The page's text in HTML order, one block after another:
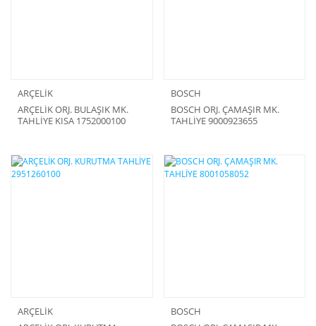
ARÇELİK
ARÇELİK ORJ. BULAŞIK MK.
TAHLİYE KISA 1752000100
BOSCH
BOSCH ORJ. ÇAMAŞIR MK.
TAHLİYE 9000923655
ARÇELİK
BOSCH